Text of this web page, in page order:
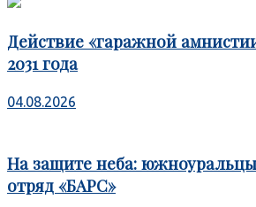
Действие «гаражной
2031 года
04.08.2026
На защите неба:
отряд «БАРС»